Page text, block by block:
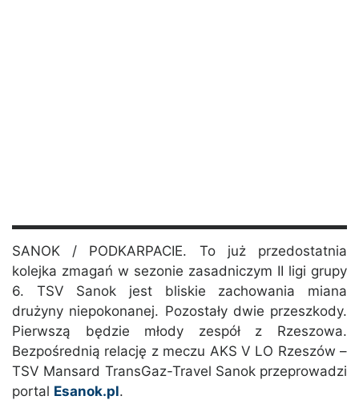
SANOK / PODKARPACIE. To już przedostatnia
kolejka zmagań w sezonie zasadniczym II ligi grupy
6. TSV Sanok jest bliskie zachowania miana
drużyny niepokonanej. Pozostały dwie przeszkody.
Pierwszą będzie młody zespół z Rzeszowa.
Bezpośrednią relację z meczu AKS V LO Rzeszów –
TSV Mansard TransGaz-Travel Sanok przeprowadzi
portal Esanok.pl.